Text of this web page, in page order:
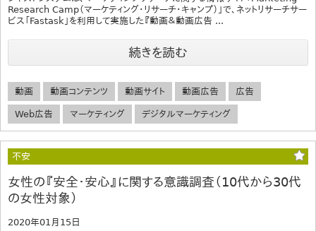
Research Camp（マーケティング・リサーチ・キャンプ）」で、ネットリサーチサー
ビス「Fastask」を利用して実施した『動画＆動画広告 ...
続きを読む
動画 動画コンテンツ 動画サイト 動画広告 広告
Web広告 マーケティング デジタルマーケティング
不安
女性の『安全・安心』に関する意識調査（10代から30代
の女性対象）
2020年01月15日